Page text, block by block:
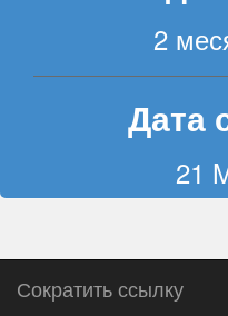
Сократить ссылку
2
Дата
21